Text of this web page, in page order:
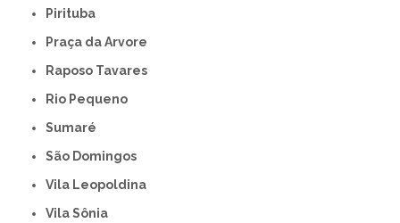
Pirituba
Praça da Arvore
Raposo Tavares
Rio Pequeno
Sumaré
São Domingos
Vila Leopoldina
Vila Sônia